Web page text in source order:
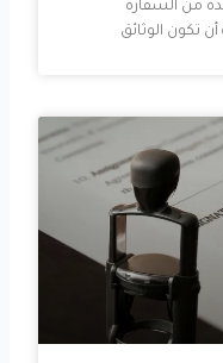
من السفارة
تكون الوثائق